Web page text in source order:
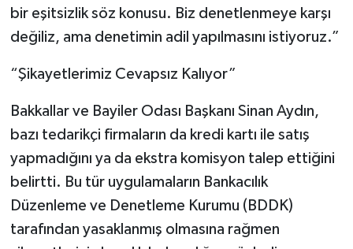
bir eşitsizlik söz konusu. Biz denetlenmeye karşı
değiliz, ama denetimin adil yapılmasını istiyoruz.”
“Şikayetlerimiz Cevapsız Kalıyor”
Bakkallar ve Bayiler Odası Başkanı Sinan Aydın,
bazı tedarikçi firmaların da kredi kartı ile satış
yapmadığını ya da ekstra komisyon talep ettiğini
belirtti. Bu tür uygulamaların Bankacılık
Düzenleme ve Denetleme Kurumu (BDDK)
tarafından yasaklanmış olmasına rağmen